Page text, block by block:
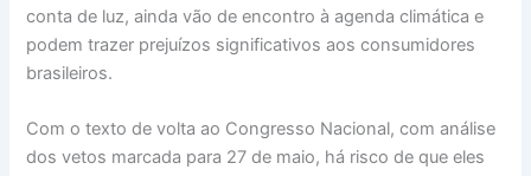
conta de luz, ainda vão de encontro à agenda climática e
podem trazer prejuízos significativos aos consumidores
brasileiros.
Com o texto de volta ao Congresso Nacional, com análise
dos vetos marcada para 27 de maio, há risco de que eles